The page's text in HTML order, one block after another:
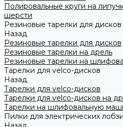
Полировальные круги на
шерсти
Резиновые тарелки для дисков
Назад
Резиновые тарелки для дисков
Резиновые тарелки на дрель
Резиновые тарелки на
Тарелки для velco-дисков
Назад
Тарелки для velco-дисков
Тарелки для velco-дисков на
Тарелки на шлифовальную
Пилки для электрических